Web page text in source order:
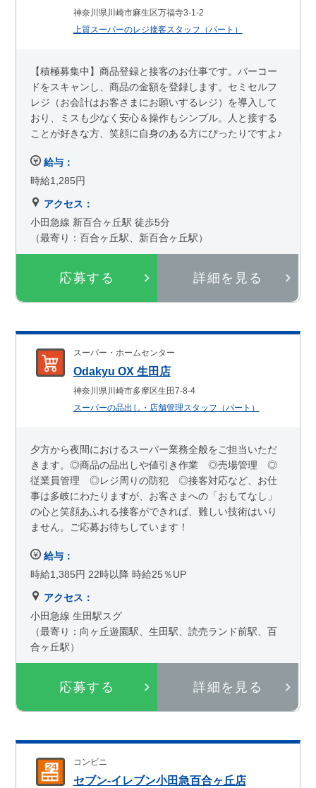
神奈川県川崎市麻生区万福寺3-1-2
上質スーパーのレジ接客スタッフ（パート）
応募する 詳細を見る
【積極募集中】商品登録と接客のお仕事です。バーコー
ドをスキャンし、商品の金額を登録します。セミセルフ
レジ（お会計はお客さまにお願いするレジ）を導入して
おり、ミスも少なく安心＆操作もシンプル。人と接する
ことが好きな方、笑顔に自身のある方にぴったりですよ♪
給与：
時給1,285円
アクセス：
小田急線 新百合ヶ丘駅 徒歩5分
（最寄り：百合ヶ丘駅、新百合ヶ丘駅）
スーパー・ホームセンター
Odakyu OX 生田店
神奈川県川崎市多摩区生田7-8-4
スーパーの品出し・店舗管理スタッフ（パート）
応募する 詳細を見る
夕方から夜間におけるスーパー業務全般をご担当いただ
きます。◎商品の品出しや値引き作業 ◎売場管理 ◎
従業員管理 ◎レジ周りの防犯 ◎接客対応など、お仕
事は多岐にわたりますが、お客さまへの「おもてなし」
の心と笑顔あふれる接客ができれば、難しい技術はいり
ません。ご応募お待ちしています！
給与：
時給1,385円 22時以降 時給25％UP
アクセス：
小田急線 生田駅スグ
（最寄り：向ヶ丘遊園駅、生田駅、読売ランド前駅、百
合ヶ丘駅）
コンビニ
セブン-イレブン小田急百合ヶ丘店